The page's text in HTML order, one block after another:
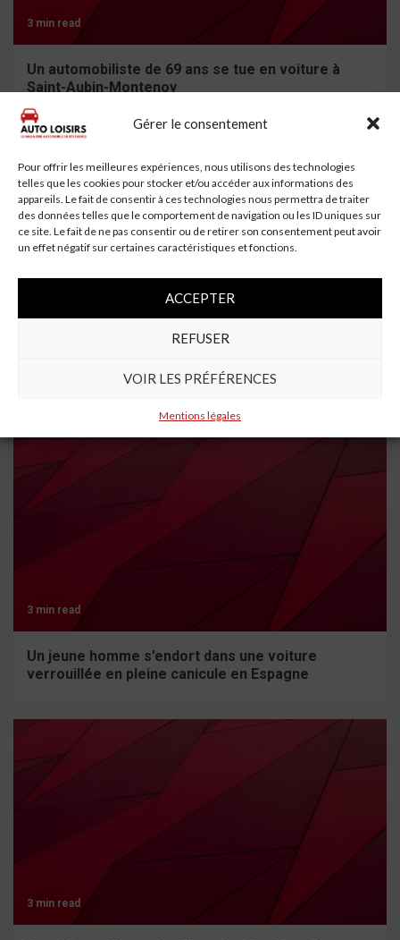
Gérer le consentement
Pour offrir les meilleures expériences, nous utilisons des technologies
telles que les cookies pour stocker et/ou accéder aux informations des
appareils. Le fait de consentir à ces technologies nous permettra de traiter
des données telles que le comportement de navigation ou les ID uniques sur
ce site. Le fait de ne pas consentir ou de retirer son consentement peut avoir
un effet négatif sur certaines caractéristiques et fonctions.
ACCEPTER
REFUSER
VOIR LES PRÉFÉRENCES
Mentions légales
3 min read
Un automobiliste de 69 ans se tue en voiture à
Saint-Aubin-Montenoy
4 min read
Voitures Connectées Commence
3 min read
Un jeune homme s’endort dans une voiture
verrouillée en pleine canicule en Espagne
3 min read